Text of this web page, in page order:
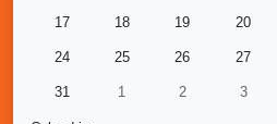
17 18 19 20
24 25 26 27
31 1 2 3